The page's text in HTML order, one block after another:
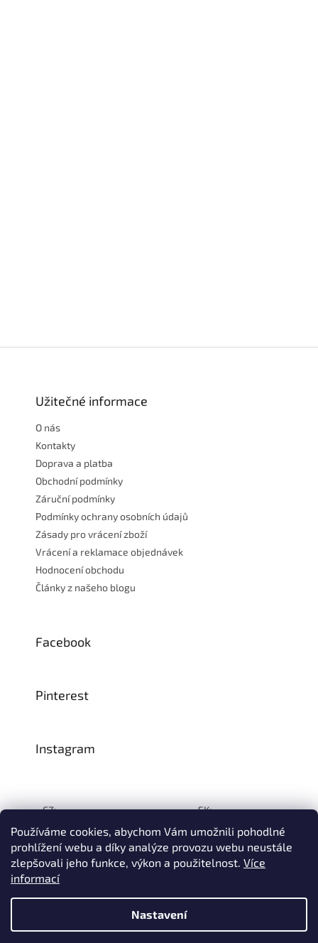
Používáme cookies, abychom Vám umožnili pohodlné
prohlížení webu a díky analýze provozu webu neustále
zlepšovali jeho funkce, výkon a použitelnost. Více
informací
Nastavení
Na přelomu července a srpna může dojít k určitému zpoždění
dodávek zboží do našeho skladu, a tím i k prodloužení termínu
Užitečné informace
O nás
Kontakty
Doprava a platba
Obchodní podmínky
Záruční podmínky
Podmínky ochrany osobních údajů
Zásady pro vrácení zboží
Vrácení a reklamace objednávek
Hodnocení obchodu
Články z našeho blogu
Facebook
Pinterest
Instagram
CZ: SK:
Vytvořil Shoptet
© 1993–2026INTEA SERVICE s.r.o.Všechna práva vyhrazena.